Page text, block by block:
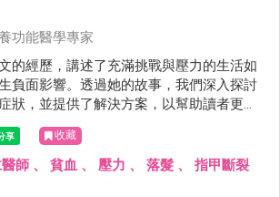
功能醫學專家
的經歷，講述了充滿挑戰與壓力的生活如
負面影響。透過她的故事，我們深入探討
狀，並提供了解決方案，以幫助讀者更好
的健康問題。
收藏
師 、 貧血 、 壓力 、 落髮 、 指甲斷裂